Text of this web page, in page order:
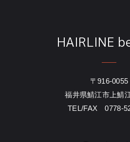
HAIRLINE
〒916-0055
福井県鯖江市上鯖
TEL/FAX 0778-